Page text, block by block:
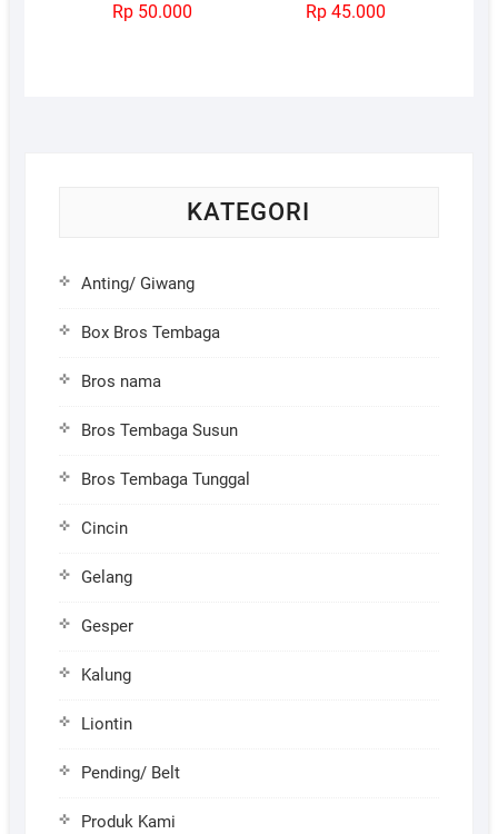
Rp 50.000 Rp 45.000
KATEGORI
Anting/ Giwang
Box Bros Tembaga
Bros nama
Bros Tembaga Susun
Bros Tembaga Tunggal
Cincin
Gelang
Gesper
Kalung
Liontin
Pending/ Belt
Produk Kami